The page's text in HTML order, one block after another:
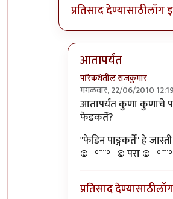
प्रतिसाद देण्यासाठीलॉग
आतापर्यंत
परिकथेतील राजकुमार
मंगळवार, 22/06/2010 12:19
In reply to>>तुमचेपण
आतापर्यंत कुणा कुणाचे
फेडकर्ते?
"फेडिन पाङ्गकर्ते" हे
©º°¨¨°º© परा
प्रतिसाद देण्यासाठी